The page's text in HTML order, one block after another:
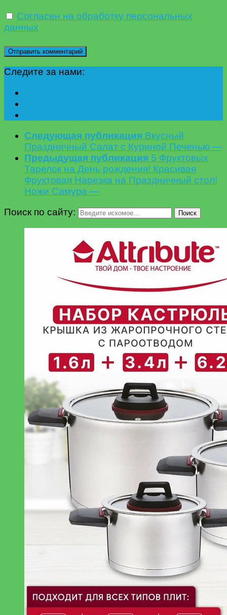
Согласен на обработку персональных
данных
Следите за нами:
Следующая публикация Вкусный
Праздничный Салат с Куриной Печенью —
Предыдущая публикация 5 Фруктовых
Тарелок на День рождения! Красивая
Фруктовая Нарезка на Праздничный стол!
Ножи Самура —
Поиск по сайту:
Поиск